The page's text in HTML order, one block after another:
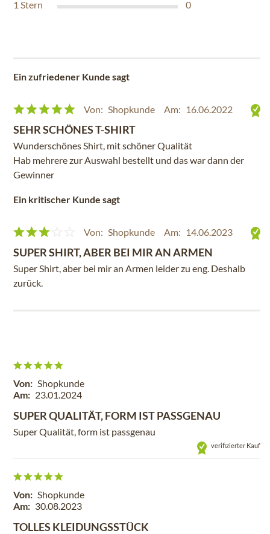
1 Stern 0
Ein zufriedener Kunde sagt
Von: Shopkunde Am: 16.06.2022
SEHR SCHÖNES T-SHIRT
Wunderschönes Shirt, mit schöner Qualität
Hab mehrere zur Auswahl bestellt und das war dann der
Gewinner
Ein kritischer Kunde sagt
Von: Shopkunde Am: 14.06.2023
SUPER SHIRT, ABER BEI MIR AN ARMEN
Super Shirt, aber bei mir an Armen leider zu eng. Deshalb
zurück.
Von: Shopkunde
Am: 23.01.2024
SUPER QUALITÄT, FORM IST PASSGENAU
Super Qualität, form ist passgenau
verifizierter Kauf
Von: Shopkunde
Am: 30.08.2023
TOLLES KLEIDUNGSSTÜCK